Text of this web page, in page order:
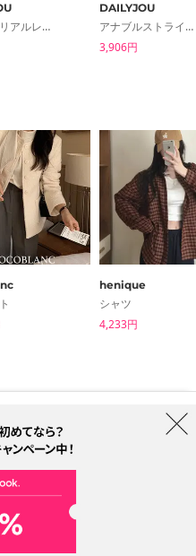
オロジーリアルレザーショートアグブーツ
DAILYJOU
アナブルストライプヘア手術マフラー
3,906円
henique
シャツ
4,233円
配送について
gu, Seoul